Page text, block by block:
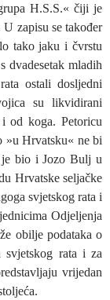
H.S.S.« čiji je
zapisu se također
tako jaku i čvrstu
dvadesetak mladih
ostali dosljedni
su likvidirani
od koga. Petoricu
»u Hrvatsku« ne bi
je bio i Jozo Bulj u
Hrvatske seljačke
svjetskog rata i
Odjeljenja
obilje podataka o
svjetskog rata i za
vrijedan